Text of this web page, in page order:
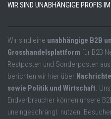
WIR SIND UNABHÄNGIGE PROFIS
Wir sind eine unabhängige B2B
Grosshandelsplattform für B2B
Restposten und Sonderposten
berichten wir hier über
sowie Politik und Wirtschaft.
Endverbraucher können unsere
uneingeschrängt nutzen.